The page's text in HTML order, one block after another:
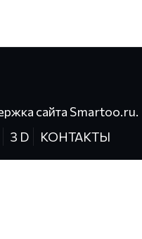
сайта Smartoo.ru.
3 D КОНТАКТЫ